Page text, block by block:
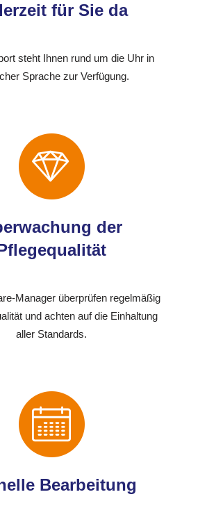
für Sie da
steht Ihnen rund um die Uhr in
Sprache zur Verfügung.
der
Manager überprüfen regelmäßig
und achten auf die Einhaltung
aller Standards.
Bearbeitung